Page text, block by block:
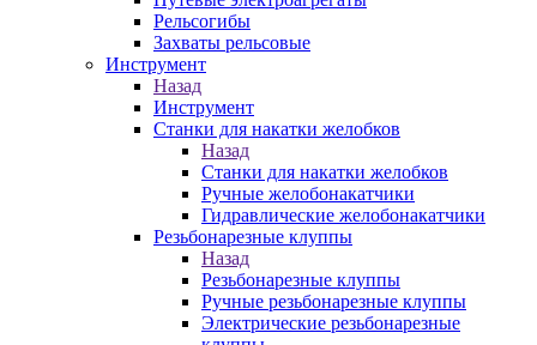
Рельсогибы
Захваты рельсовые
Инструмент
Назад
Инструмент
Станки для накатки желобков
Назад
Станки для накатки желобков
Ручные желобонакатчики
Гидравлические желобонакатчики
Резьбонарезные клуппы
Назад
Резьбонарезные клуппы
Ручные резьбонарезные клуппы
Электрические резьбонарезные